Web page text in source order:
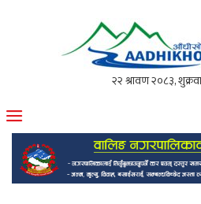
मोफसलकै लोकप्रिय अनलाइन पत्रिका